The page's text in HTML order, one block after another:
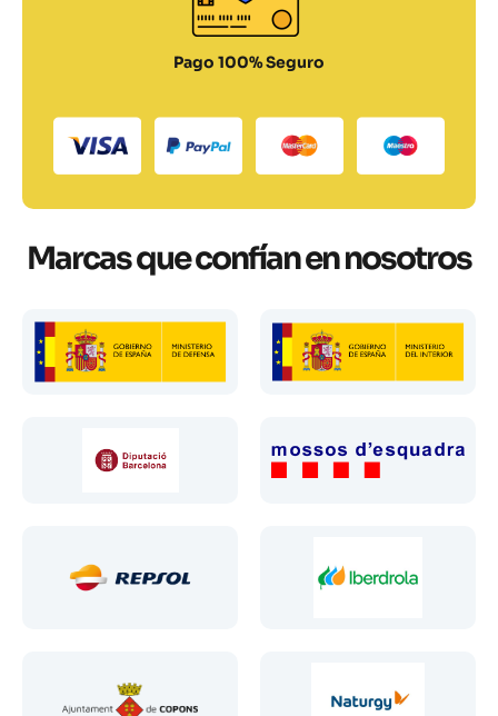
Pago 100% Seguro
Marcas que confían en nosotros